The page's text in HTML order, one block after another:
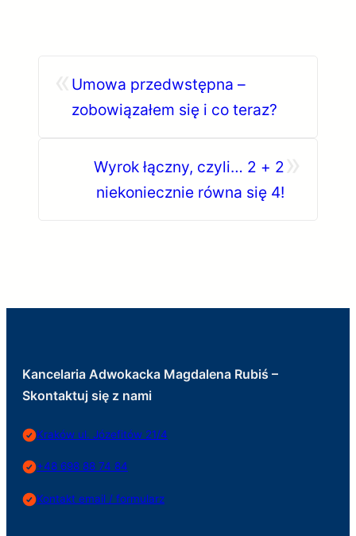
Umowa przedwstępna –
zobowiązałem się i co teraz?
Wyrok łączny, czyli… 2 + 2
niekoniecznie równa się 4!
Kancelaria Adwokacka Magdalena Rubiś –
Skontaktuj się z nami
Kraków ul. Józefitów 21/4
+48 698 88 74 84
Kontakt email / formularz